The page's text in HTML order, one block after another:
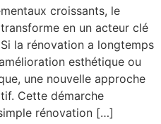
croissants, le
en un acteur clé
la rénovation a longtemps
esthétique ou
une nouvelle approche
Cette démarche
rénovation […]